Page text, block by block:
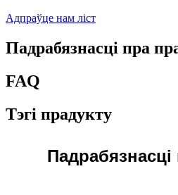
Адпраўце нам ліст
Падрабязнасці пра
FAQ
Тэгі прадукту